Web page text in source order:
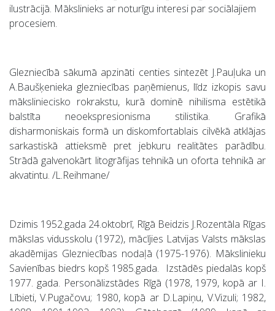
ilustrācijā. Mākslinieks ar noturīgu interesi par sociālajiem
procesiem.
Glezniecībā sākumā apzināti centies sintezēt J.Pauļuka un
A.Baušķenieka glezniecības paņēmienus, līdz izkopis savu
māksliniecisko rokrakstu, kurā dominē nihilisma estētikā
balstīta neoekspresionisma stilistika. Grafikā
disharmoniskais formā un diskomfortablais cilvēkā atklājas
sarkastiskā attieksmē pret jebkuru realitātes parādību.
Strādā galvenokārt litogrāfijas tehnikā un oforta tehnikā ar
akvatintu. /L.Reihmane/
Dzimis 1952.gada 24.oktobrī, Rīgā Beidzis J.Rozentāla Rīgas
mākslas vidusskolu (1972), mācījies Latvijas Valsts mākslas
akadēmijas Glezniecības nodaļā (1975-1976). Mākslinieku
Savienības biedrs kopš 1985.gada. Izstādēs piedalās kopš
1977. gada. Personālizstādes Rīgā (1978, 1979, kopā ar I.
Lībieti, V.Pugačovu; 1980, kopā ar D.Lapiņu, V.Vizuli; 1982,